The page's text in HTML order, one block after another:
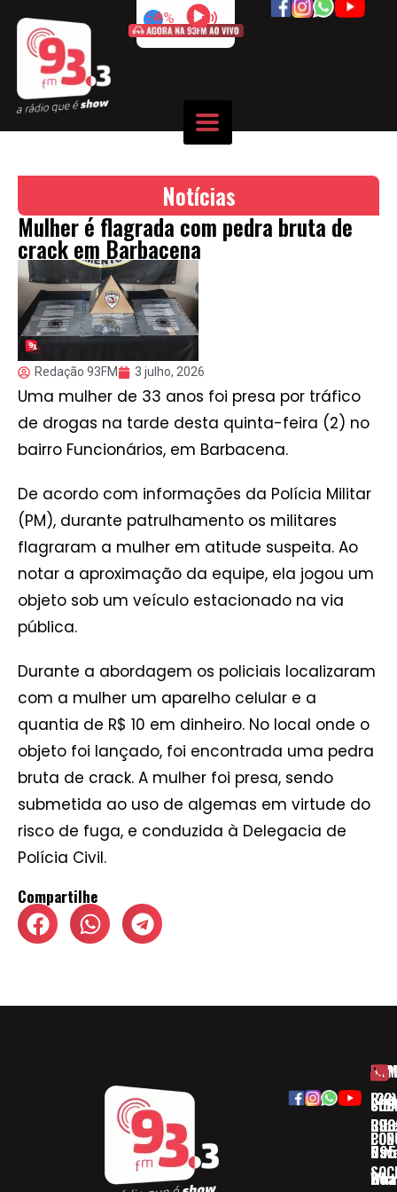
50%
Notícias
Mulher é flagrada com pedra bruta de
crack em Barbacena
Redação 93FM 3 julho, 2026
Uma mulher de 33 anos foi presa por tráfico
de drogas na tarde desta quinta-feira (2) no
bairro Funcionários, em Barbacena.
De acordo com informações da Polícia Militar
(PM), durante patrulhamento os militares
flagraram a mulher em atitude suspeita. Ao
notar a aproximação da equipe, ela jogou um
objeto sob um veículo estacionado na via
pública.
Durante a abordagem os policiais localizaram
com a mulher um aparelho celular e a
quantia de R$ 10 em dinheiro. No local onde o
objeto foi lançado, foi encontrada uma pedra
bruta de crack. A mulher foi presa, sendo
submetida ao uso de algemas em virtude do
risco de fuga, e conduzida à Delegacia de
Polícia Civil.
Compartilhe
(32)